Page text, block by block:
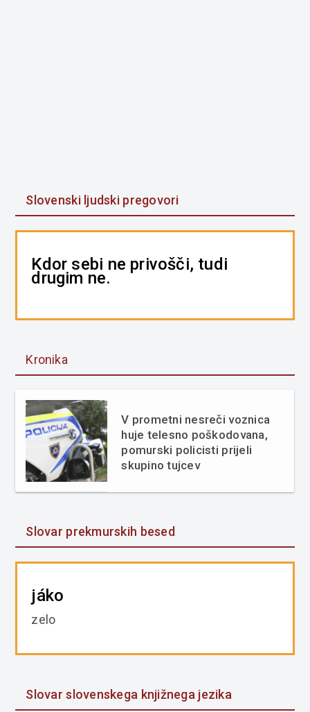
Slovenski ljudski pregovori
Kdor sebi ne privošči, tudi
drugim ne.
Kronika
V prometni nesreči voznica
huje telesno poškodovana,
pomurski policisti prijeli
skupino tujcev
Slovar prekmurskih besed
jáko
zelo
Slovar slovenskega knjižnega jezika